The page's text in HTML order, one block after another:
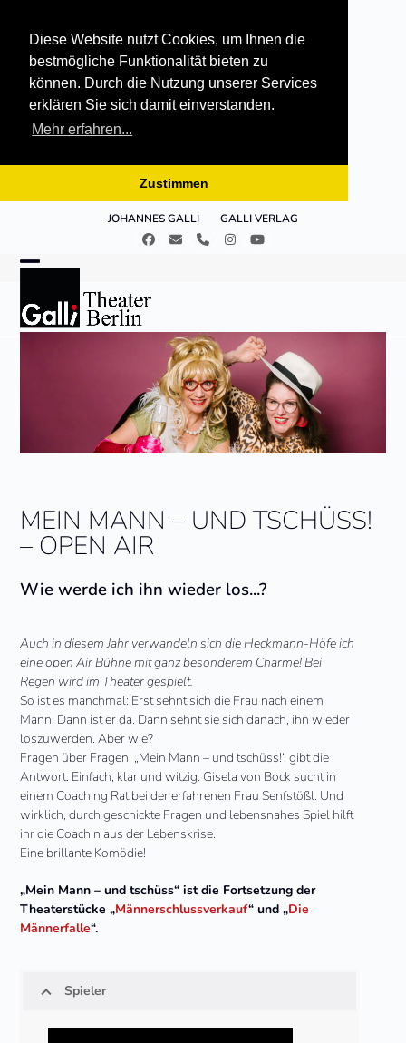
Diese Website nutzt Cookies, um Ihnen die
bestmögliche Funktionalität bieten zu
können. Durch die Nutzung unserer Services
erklären Sie sich damit einverstanden.
Mehr erfahren...
Zustimmen
JOHANNES GALLI GALLI VERLAG
Facebook
E- TelefonInstagramYouTube
mobile
menu
mobile
menu
MEIN MANN – UND TSCHÜSS!
– OPEN AIR
Wie werde ich ihn wieder los...?
Auch in diesem Jahr verwandeln sich die Heckmann-Höfe ich
eine open Air Bühne mit ganz besonderem Charme! Bei
Regen wird im Theater gespielt.
So ist es manchmal: Erst sehnt sich die Frau nach einem
Mann. Dann ist er da. Dann sehnt sie sich danach, ihn wieder
loszuwerden. Aber wie?
Fragen über Fragen. „Mein Mann – und tschüss!“ gibt die
Antwort. Einfach, klar und witzig. Gisela von Bock sucht in
einem Coaching Rat bei der erfahrenen Frau Senfstößl. Und
wirklich, durch geschickte Fragen und lebensnahes Spiel hilft
ihr die Coachin aus der Lebenskrise.
Eine brillante Komödie!
„Mein Mann – und tschüss“ ist die Fortsetzung der
Theaterstücke „Männerschlussverkauf“ und „Die
Männerfalle“.
Spieler